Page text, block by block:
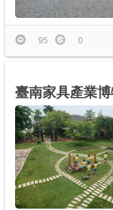
95 0
臺南家具產業